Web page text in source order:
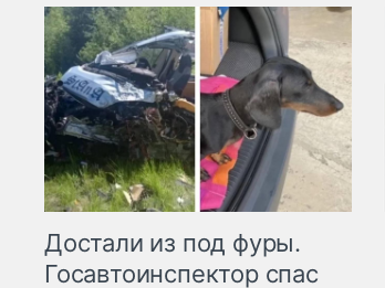
Достали из под фуры.
Госавтоинспектор спас